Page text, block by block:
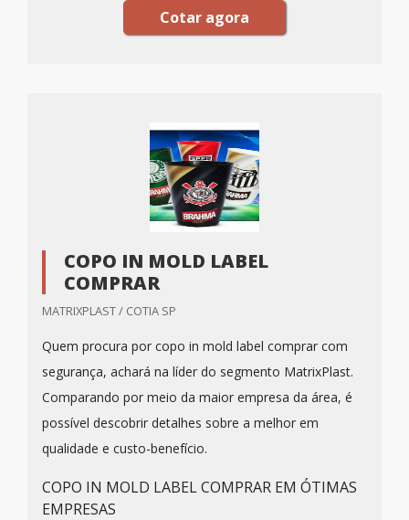
Cotar agora
COPO IN MOLD LABEL
COMPRAR
MATRIXPLAST / COTIA SP
Quem procura por copo in mold label comprar com
segurança, achará na líder do segmento MatrixPlast.
Comparando por meio da maior empresa da área, é
possível descobrir detalhes sobre a melhor em
qualidade e custo-benefício.
COPO IN MOLD LABEL COMPRAR EM ÓTIMAS
EMPRESAS